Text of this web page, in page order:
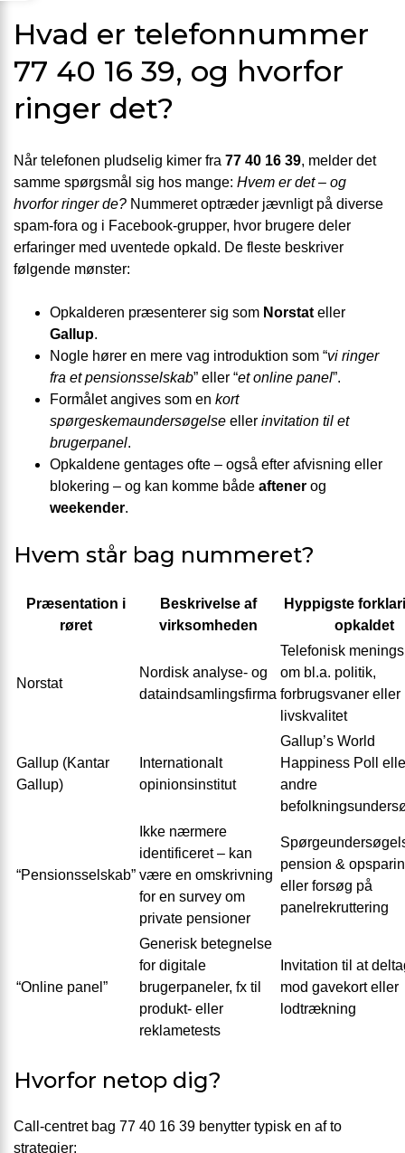
Hvad er telefonnummer
77 40 16 39, og hvorfor
ringer det?
Når telefonen pludselig kimer fra 77 40 16 39, melder det
samme spørgsmål sig hos mange: Hvem er det – og
hvorfor ringer de? Nummeret optræder jævnligt på diverse
spam-fora og i Facebook-grupper, hvor brugere deler
erfaringer med uventede opkald. De fleste beskriver
følgende mønster:
Opkalderen præsenterer sig som Norstat eller
Gallup.
Nogle hører en mere vag introduktion som “vi ringer
fra et pensionsselskab” eller “et online panel”.
Formålet angives som en kort
spørgeskemaundersøgelse eller invitation til et
brugerpanel.
Opkaldene gentages ofte – også efter afvisning eller
blokering – og kan komme både aftener og
weekender.
Hvem står bag nummeret?
Præsentation i
røret
Beskrivelse af
virksomheden
Hyppigste
opkaldet
Norstat
Nordisk analyse- og
dataindsamlingsfirma
Telefonisk
om bl.a. politik,
forbrugsvaner eller
livskvalitet
Gallup (Kantar
Gallup)
Internationalt
opinionsinstitut
Gallup’s World
Happiness Poll
andre
“Pensionsselskab”
Ikke nærmere
identificeret – kan
være en omskrivning
for en survey om
private pensioner
pension &
eller forsøg på
panelrekruttering
“Online panel”
Generisk betegnelse
for digitale
brugerpaneler, fx til
produkt- eller
reklametests
Invitation til at
mod gavekort eller
lodtrækning
Hvorfor netop dig?
Call-centret bag 77 40 16 39 benytter typisk en af to
strategier: